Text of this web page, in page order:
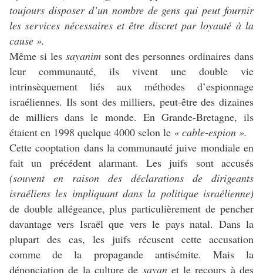
toujours disposer d’un nombre de gens qui peut fournir
les services nécessaires et être discret par loyauté à la
cause ».
Même si les sayanimsont des personnes ordinaires dans
leur communauté, ils vivent une double vie
intrinsèquement liés aux méthodes d’espionnage
israéliennes. Ils sont des milliers, peut-être des dizaines
de milliers dans le monde. En Grande-Bretagne, ils
étaient en 1998 quelque 4000 selon le « cable-espion ».
Cette cooptation dans la communauté juive mondiale en
fait un précédent alarmant. Les juifs sont accusés
(souvent en raison des déclarations de dirigeants
israéliens les impliquant dans la politique israélienne)
de double allégeance, plus particulièrement de pencher
davantage vers Israël que vers le pays natal. Dans la
plupart des cas, les juifs récusent cette accusation
comme de la propagande antisémite. Mais la
dénonciation de la culture de sayanet le recours à des